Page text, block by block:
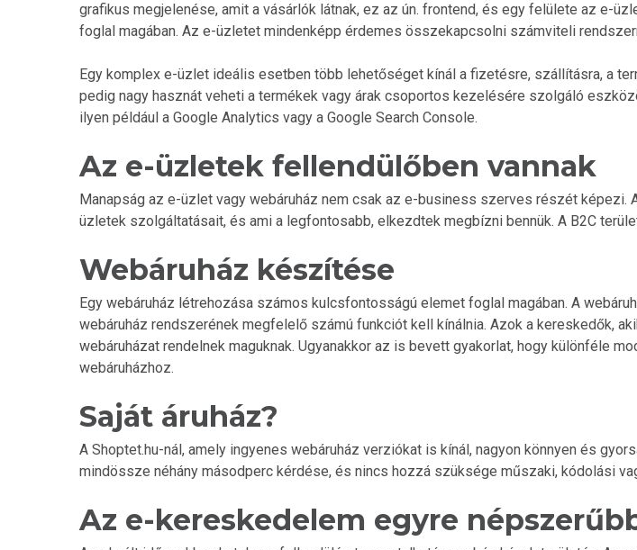
grafikus megjelenése, amit a vásárlók látnak, ez az ún. frontend, és egy felülete az e-
foglal magában. Az e-üzletet mindenképp érdemes összekapcsolni számviteli
Egy komplex e-üzlet ideális esetben több lehetőséget kínál a fizetésre, szállításra, a
pedig nagy hasznát veheti a termékek vagy árak csoportos kezelésére szolgáló
ilyen például a Google Analytics vagy a Google Search Console.
Az e-üzletek fellendülőben vannak
Manapság az e-üzlet vagy webáruház nem csak az e-business szerves részét
üzletek szolgáltatásait, és ami a legfontosabb, elkezdtek megbízni bennük. A B2C
Webáruház készítése
Egy webáruház létrehozása számos kulcsfontosságú elemet foglal magában. A
webáruház rendszerének megfelelő számú funkciót kell kínálnia. Azok a kereskedők,
webáruházat rendelnek maguknak. Ugyanakkor az is bevett gyakorlat, hogy különféle
webáruházhoz.
Saját áruház?
A Shoptet.hu-nál, amely ingyenes webáruház verziókat is kínál, nagyon könnyen és
mindössze néhány másodperc kérdése, és nincs hozzá szüksége műszaki, kódolási
Az e-kereskedelem egyre